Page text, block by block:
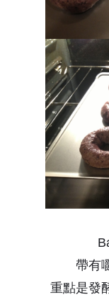
帶有
重點是發